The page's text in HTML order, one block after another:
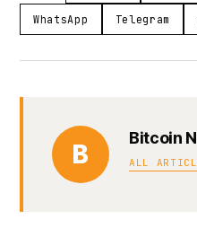
WhatsApp Telegram
B
Bitcoin
ALL